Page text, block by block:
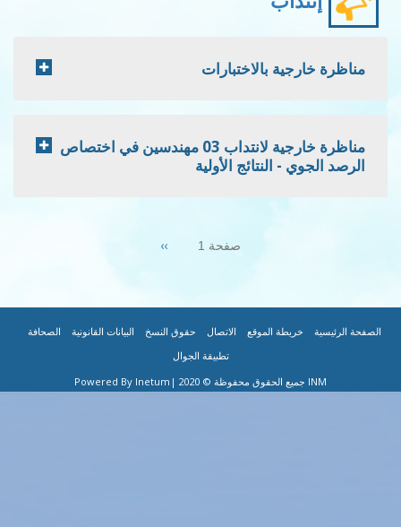
مناظرة خارجية لانتداب 03 مهندسين في اختصاص
الأولية
|الاتصال|حقوق النسخ|البيانات القانونية|الصحافة|
|Powered By Inetum